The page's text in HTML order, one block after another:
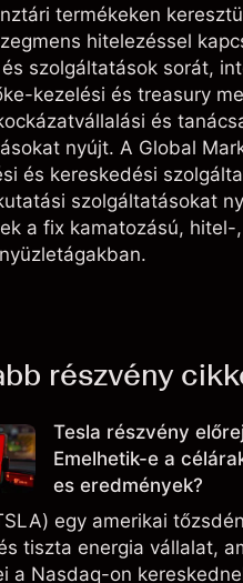
termékeken
hitelezéssel
szolgáltatások sorát,
kezelési és treasury
és
nyújt. A Global
és kereskedési
szolgáltatásokat
a fix kamatozású,
részvény
Tesla részvény
Emelhetik-e a
es eredmények?
egy amerikai
tiszta energia vállalat,
a Nasdaq-on